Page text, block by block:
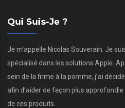
Qui Suis-Je ?
Je m’appelle Nicolas Souverain. Je
spécialisé dans les solutions Apple.
sein de la firme à la pomme, j’ai
afin d’aider de façon plus
de ces produits.